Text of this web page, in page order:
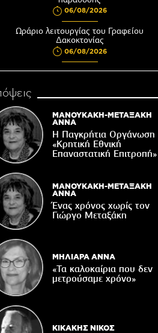
06/08/2026
Ωράριο λειτουργίας του Γραφείου
Δακοκτονίας
06/08/2026
Η 8η Γιορτή Μπανάνας στην Άρβη με τη
Νέος μετεωρολογικός σταθμός στον
οικισμό του Συκολόγου
05/08/2026
Κορυφώνονται οι «Τέχνες του Νότου»
ο Ιερός Ναός του Αφέντη Χριστού
στο Βαχό
04/08/2026
ΜΑΝΟΥΚΑΚΗ-ΜΕΤΑΞΑΚΗ
ΑΝΝΑ
Η Παγκρήτια Οργάνωση
«Κρητική Εθνική
Επαναστατική Eπιτροπή»
ΜΑΝΟΥΚΑΚΗ-ΜΕΤΑΞΑΚΗ
ΑΝΝΑ
Ένας χρόνος χωρίς τον
Γιώργο Μεταξάκη
ΜΗΛΙΑΡΑ ΑΝΝΑ
«Τα καλοκαίρια που δεν
μετρούσαμε χρόνο»
ΚΙΚΑΚΗΣ ΝΙΚΟΣ